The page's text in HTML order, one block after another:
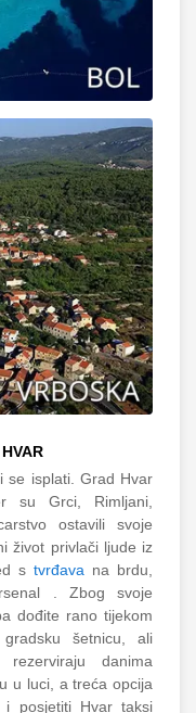
se isplati. Grad Hvar
su Grci, Rimljani,
ostavili svoje
život privlači ljude iz
s tvrđava na brdu,
. Zbog svoje
dođite rano tijekom
šetnicu, ali
danima
u luci, a treća opcija
posjetiti Hvar taksi